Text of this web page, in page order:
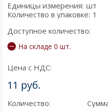
Единицы измерения: шт
Количество в упаковке: 1
Доступное количество:
На складе 0 шт.
Цена с НДС:
11 руб.
Количество: